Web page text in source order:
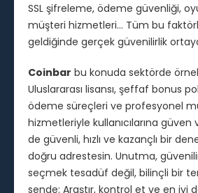
SSL şifreleme, ödeme güvenliği,
müşteri hizmetleri… Tüm bu
geldiğinde gerçek güvenilirlik ortaya
Coinbar bu konuda sektörde
Uluslararası lisansı, şeffaf bonus
ödeme süreçleri ve profesyonel
hizmetleriyle kullanıcılarına güven
de güvenli, hızlı ve kazançlı bir
doğru adrestesin. Unutma,
seçmek tesadüf değil, bilinçli bir
sende: Araştır, kontrol et ve en iyi